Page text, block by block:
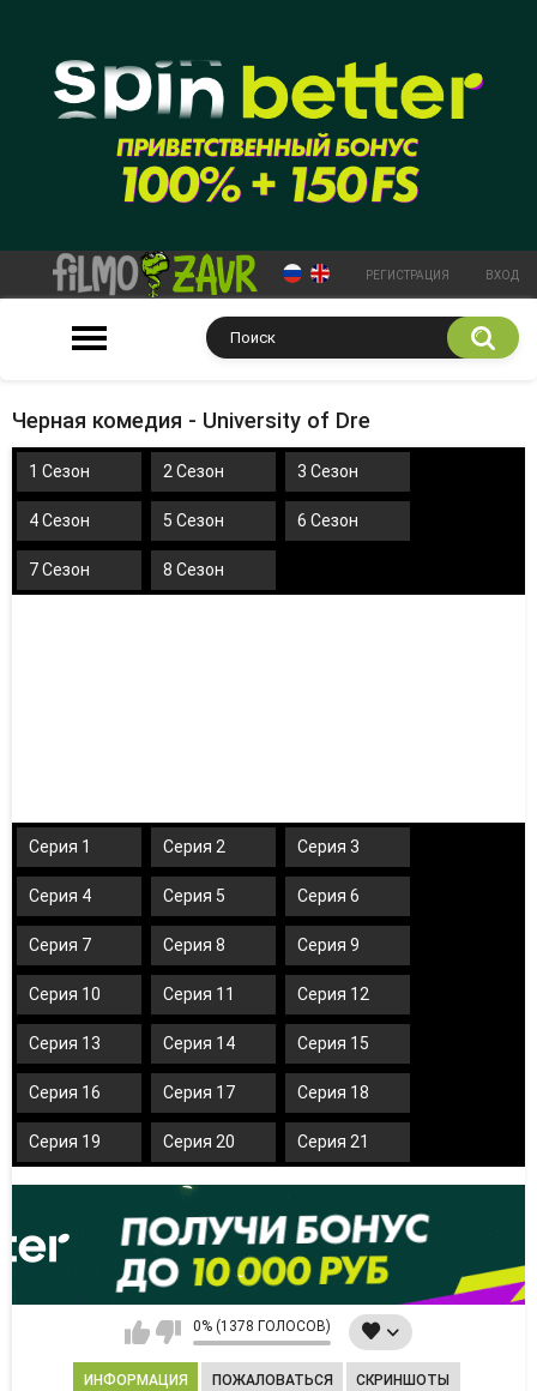
РЕГИСТРАЦИЯ ВХОД
Черная комедия - University of Dre
1 Сезон 2 Сезон 3 Сезон
4 Сезон 5 Сезон 6 Сезон
7 Сезон 8 Сезон
Серия 1 Серия 2 Серия 3
Серия 4 Серия 5 Серия 6
Серия 7 Серия 8 Серия 9
Серия 10 Серия 11 Серия 12
Серия 13 Серия 14 Серия 15
Серия 16 Серия 17 Серия 18
Серия 19 Серия 20 Серия 21
0% (1378 ГОЛОСОВ)
ИНФОРМАЦИЯ ПОЖАЛОВАТЬСЯ СКРИНШОТЫ